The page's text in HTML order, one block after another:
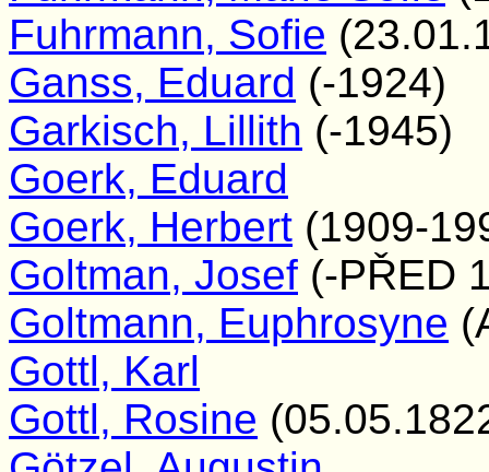
Fuhrmann, Sofie
Ganss, Eduard (-1924)
Garkisch, Lillith (-1945)
Goerk, Eduard
Goerk, Herbert (1909-
Goltman, Josef (-PŘED
Goltmann, Euphrosyne
Gottl, Karl
Gottl, Rosine